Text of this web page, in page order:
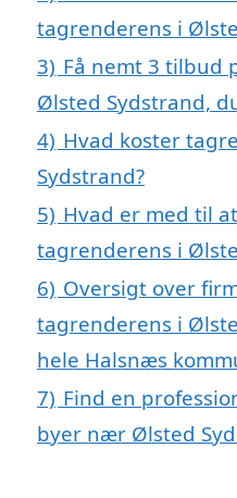
tagrenderens i
3) Få nemt 3 tilbud
Ølsted Sydstrand,
4) Hvad koster
Sydstrand?
5) Hvad er med til
tagrenderens i
6) Oversigt over
tagrenderens i
hele Halsnæs
7) Find en
byer nær Ølsted